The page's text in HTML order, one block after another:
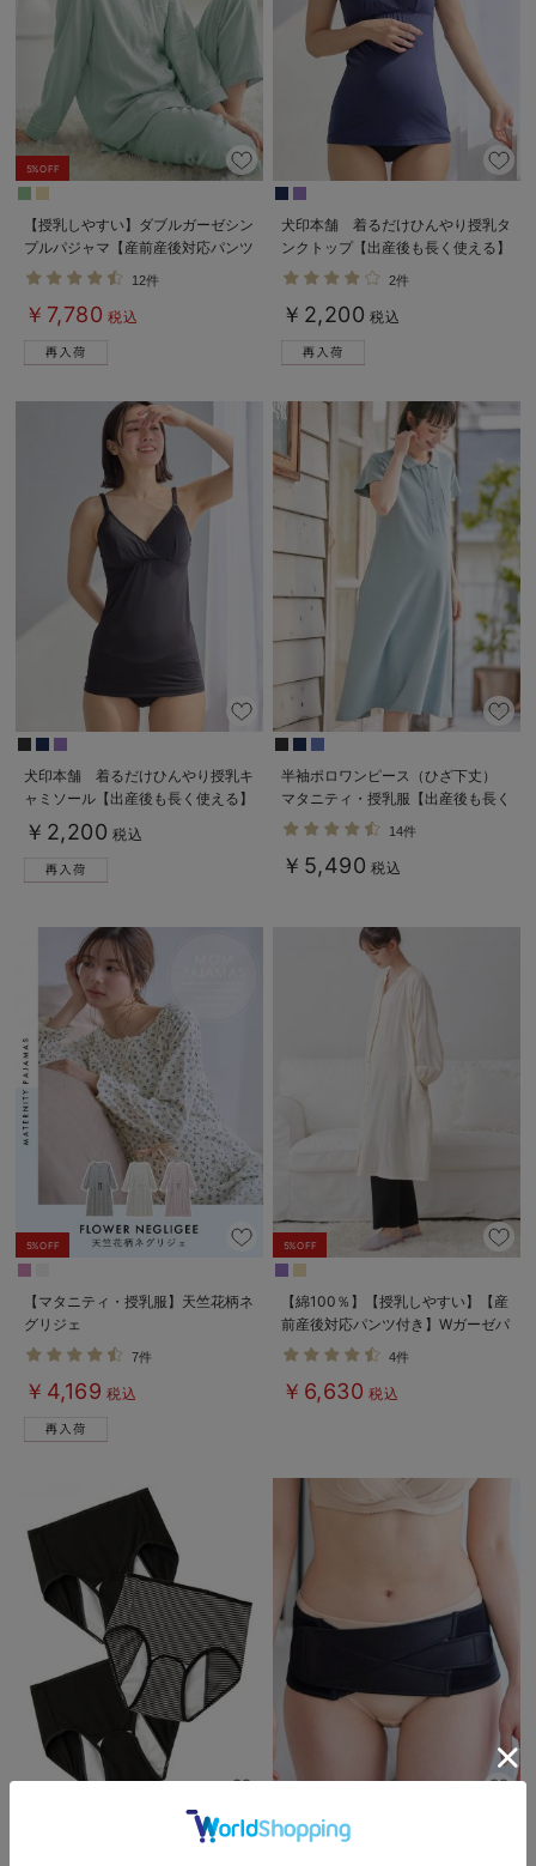
5%OFF
【授乳しやすい】ダブルガーゼシン
プルパジャマ【産前産後対応パンツ
付】
12件
￥7,780 税込
犬印本舗 着るだけひんやり授乳タ
ンクトップ【出産後も長く使える】
接触冷感
2件
￥2,200 税込
犬印本舗 着るだけひんやり授乳キ
ャミソール【出産後も長く使える】
接触冷感
￥2,200 税込
半袖ポロワンピース（ひざ下丈）
マタニティ・授乳服【出産後も長く
使える】
14件
￥5,490 税込
5%OFF
【マタニティ・授乳服】天竺花柄ネ
グリジェ
7件
￥4,169 税込
5%OFF
【綿100％】【授乳しやすい】【産
前産後対応パンツ付き】Wガーゼパ
ジャマ＆産前産後レギンス
4件
￥6,630 税込